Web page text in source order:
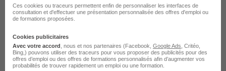
Publié le 5 août 2026
Je postule
Ces cookies ou traceurs permettent enfin de personnaliser les interfaces de
consultation et d'effectuer une présentation personnalisée des offres d'emploi ou
de formations proposées.
Cookies publicitaires
Avec votre accord , nous et nos partenaires (Facebook, Google Ads , Critéo,
Bing,) pouvons utiliser des traceurs pour vous proposer des publicités pour des
offres d’emploi ou des offres de formations personnalisés afin d’augmenter vos
probabilités de trouver rapidement un emploi ou une formation.